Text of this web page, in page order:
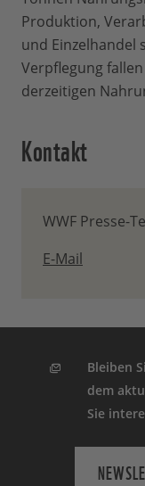
Produktion,
und Einzelhandel
Verpflegung
derzeitigen
Kontakt
WWF Presse-
E-Mail
Bleiben
dem
Sie